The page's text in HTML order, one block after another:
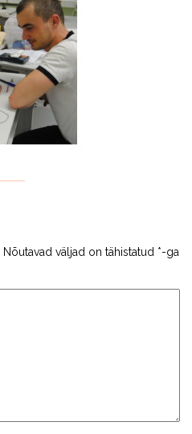
Nõutavad väljad on tähistatud *-ga